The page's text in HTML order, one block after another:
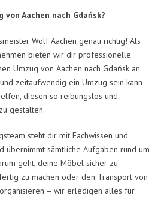
Aachen nach Gdańsk?
Wolf Aachen genau richtig! Als
bieten wir dir professionelle
Umzug von Aachen nach Gdańsk an.
zeitaufwendig ein Umzug sein kann
diesen so reibungslos und
gestalten.
steht dir mit Fachwissen und
übernimmt sämtliche Aufgaben rund um
geht, deine Möbel sicher zu
zu machen oder den Transport von
organisieren – wir erledigen alles für